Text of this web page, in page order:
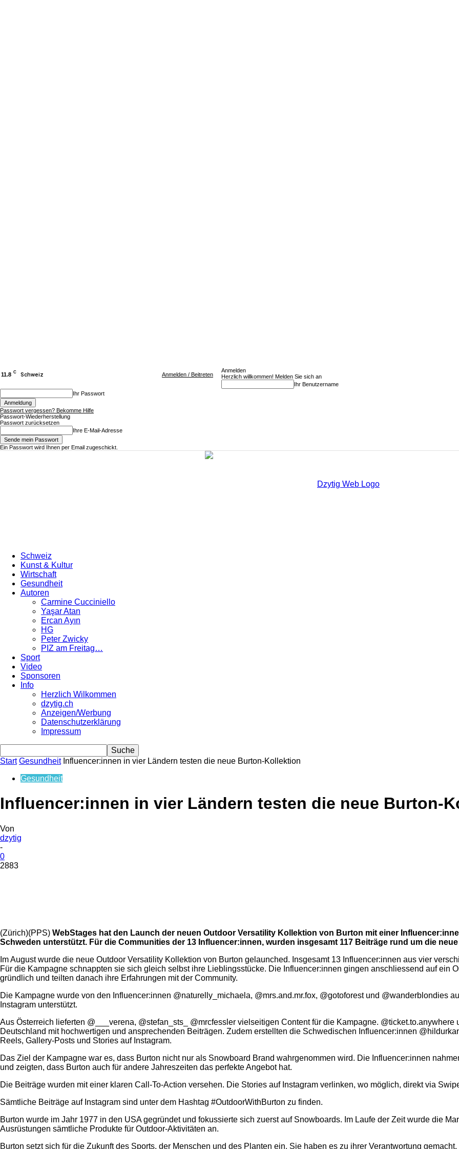
11.8 C Schweiz Anmelden / Beitreten
Anmelden
Herzlich willkommen! Melden Sie sich an
Ihr Benutzername
Ihr Passwort
Passwort vergessen? Bekomme Hilfe
Passwort-Wiederherstellung
Passwort zurücksetzen
Ihre E-Mail-Adresse
Ein Passwort wird Ihnen per Email zugeschickt.
Schweiz
Kunst & Kultur
Wirtschaft
Gesundheit
Autoren
Carmine Cucciniello
Yaşar Atan
Ercan Ayın
HG
Peter Zwicky
PIZ am Freitag…
Sport
Video
Sponsoren
Info
Herzlich Wilkommen
dzytig.ch
Anzeigen/Werbung
Datenschutzerklärung
Impressum
Start Gesundheit Influencer:innen in vier Ländern testen die neue Burton-Kollektion
Gesundheit
Influencer:innen in vier Ländern testen die neue Burton-
Von
dzytig
-
0
2883
(Zürich)(PPS) WebStages hat den Launch der neuen Outdoor Versatility Kollektion von Burton mit einer
Schweden unterstützt. Für die Communities der 13 Influencer:innen, wurden insgesamt 117 Beiträge rund um die
Im August wurde die neue Outdoor Versatility Kollektion von Burton gelaunched. Insgesamt 13 Influencer:innen aus vier
Für die Kampagne schnappten sie sich gleich selbst ihre Lieblingsstücke. Die Influencer:innen gingen anschliessend auf ein
gründlich und teilten danach ihre Erfahrungen mit der Community.
Die Kampagne wurde von den Influencer:innen @naturelly_michaela, @mrs.and.mr.fox, @gotoforest und @wanderblondies
Instagram unterstützt.
Aus Österreich lieferten @___verena, @stefan_sts_ @mrcfessler vielseitigen Content für die Kampagne.
Deutschland mit hochwertigen und ansprechenden Beiträgen. Zudem erstellten die Schwedischen Influencer:innen
Reels, Gallery-Posts und Stories auf Instagram.
Das Ziel der Kampagne war es, dass Burton nicht nur als Snowboard Brand wahrgenommen wird. Die Influencer:innen
und zeigten, dass Burton auch für andere Jahreszeiten das perfekte Angebot hat.
Die Beiträge wurden mit einer klaren Call-To-Action versehen. Die Stories auf Instagram verlinken, wo möglich, direkt via
Sämtliche Beiträge auf Instagram sind unter dem Hashtag #OutdoorWithBurton zu finden.
Burton wurde im Jahr 1977 in den USA gegründet und fokussierte sich zuerst auf Snowboards. Im Laufe der Zeit wurde die
Ausrüstungen sämtliche Produkte für Outdoor-Aktivitäten an.
Burton setzt sich für die Zukunft des Sports, der Menschen und des Planten ein. Sie haben es zu ihrer Verantwortung